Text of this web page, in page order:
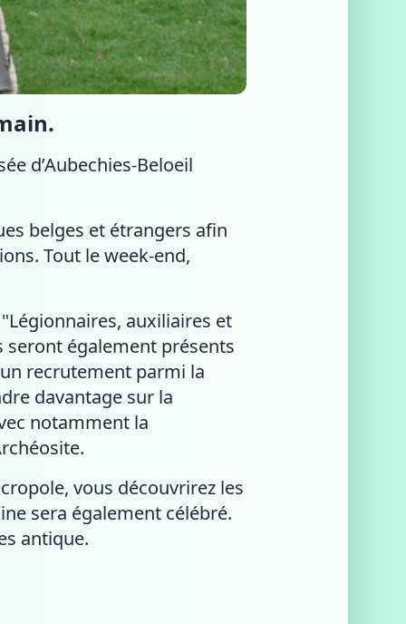
d’Aubechies-Beloeil
belges et étrangers afin
Tout le week-end,
auxiliaires et
seront également présents
recrutement parmi la
davantage sur la
notamment la
vous découvrirez les
sera également célébré.
antique.